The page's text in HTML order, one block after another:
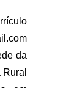
da